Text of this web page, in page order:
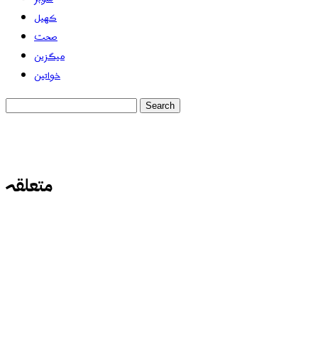
کھیل
صحت
میگزین
خواتین
متعلقہ